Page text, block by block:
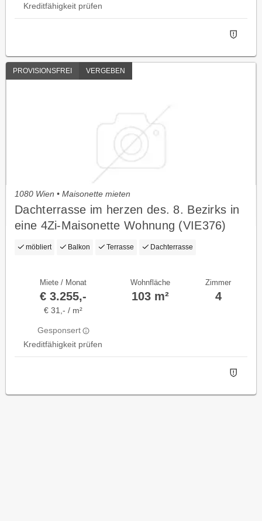
Kreditfähigkeit prüfen
PROVISIONSFREI VERGEBEN
1080 Wien • Maisonette mieten
Dachterrasse im herzen des. 8. Bezirks in
eine 4Zi-Maisonette Wohnung (VIE376)
möbliert Balkon Terrasse Dachterrasse
Miete / Monat
€ 3.255,-
€ 31,- / m²
Gesponsert
Kreditfähigkeit prüfen
Wohnfläche
103 m²
Zimmer
4